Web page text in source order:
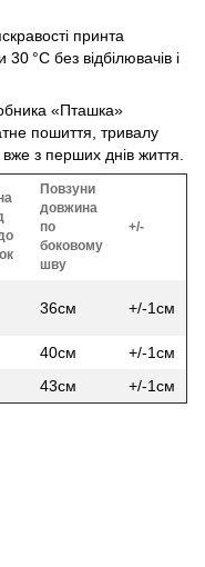
принта
°C без відбілювачів і
«Пташка»
пошиття, тривалу
з перших днів життя.
Повзуни
довжина
по
боковому
шву
+/-
36см +/-1см
40см
+/-1см
43см +/-1см